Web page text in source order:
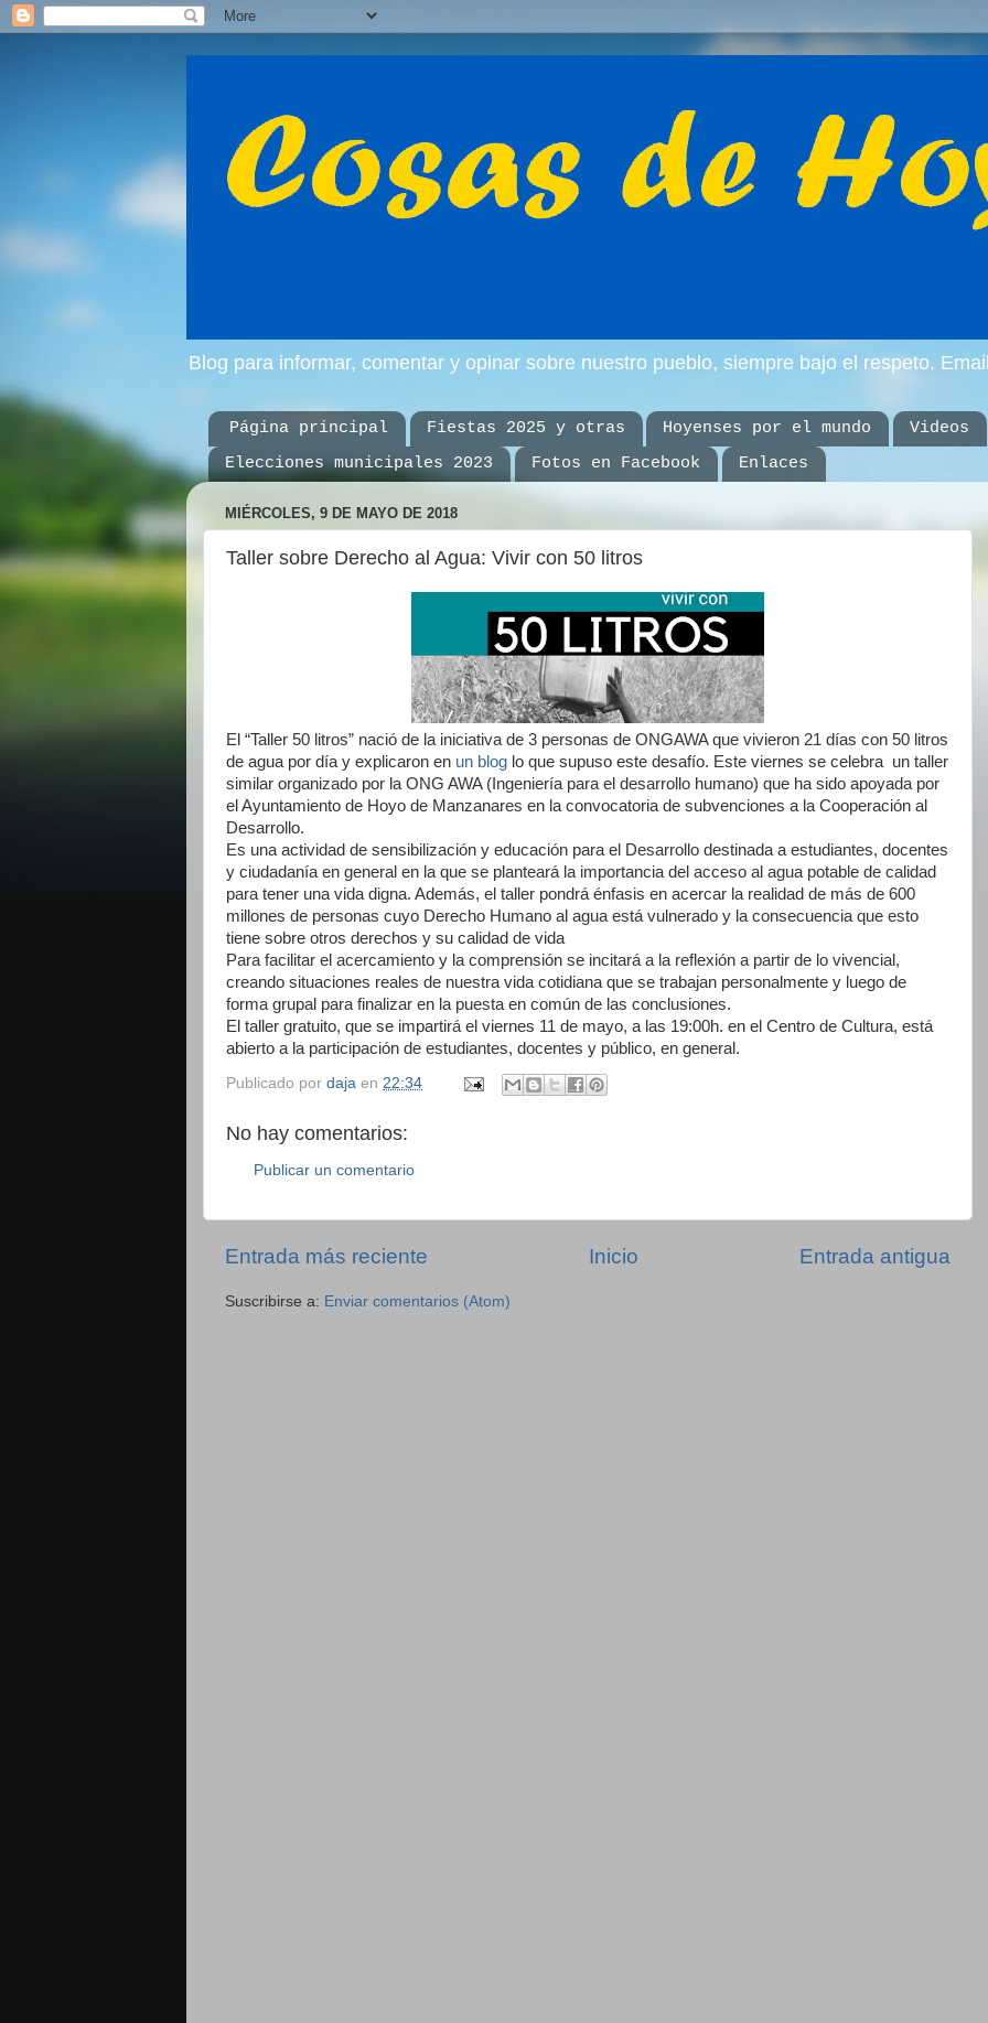
Blog para informar, comentar y opinar sobre nuestro pueblo, siempre bajo el respeto.
Página principal Fiestas 2025 y otras Hoyenses por el mundo
Videos
Elecciones municipales 2023
Fotos en Facebook Enlaces
MIÉRCOLES, 9 DE MAYO DE 2018
Taller sobre Derecho al Agua: Vivir con 50 litros
El “Taller 50 litros” nació de la iniciativa de 3 personas de ONGAWA que vivieron 21 días con 50 litros
de agua por día y explicaron en un blog lo que supuso este desafío. Este viernes se celebra un taller
similar organizado por la ONG AWA (Ingeniería para el desarrollo humano) que ha sido apoyada por
el Ayuntamiento de Hoyo de Manzanares en la convocatoria de subvenciones a la Cooperación al
Desarrollo.
Es una actividad de sensibilización y educación para el Desarrollo destinada a estudiantes, docentes
y ciudadanía en general en la que se planteará la importancia del acceso al agua potable de calidad
para tener una vida digna. Además, el taller pondrá énfasis en acercar la realidad de más de 600
millones de personas cuyo Derecho Humano al agua está vulnerado y la consecuencia que esto
tiene sobre otros derechos y su calidad de vida
Para facilitar el acercamiento y la comprensión se incitará a la reflexión a partir de lo vivencial,
creando situaciones reales de nuestra vida cotidiana que se trabajan personalmente y luego de
forma grupal para finalizar en la puesta en común de las conclusiones.
El taller gratuito, que se impartirá el viernes 11 de mayo, a las 19:00h. en el Centro de Cultura, está
abierto a la participación de estudiantes, docentes y público, en general.
Publicado por daja en 22:34
No hay comentarios:
Publicar un comentario
Entrada más reciente Entrada antigua
Inicio
Suscribirse a: Enviar comentarios (Atom)